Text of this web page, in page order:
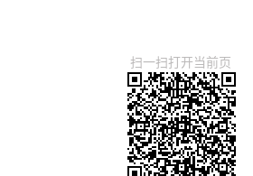
扫一扫打开当前页